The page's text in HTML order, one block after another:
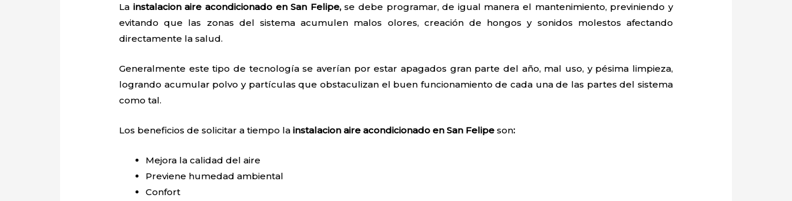
La instalacion aire acondicionado en San Felipe,se debe programar, de igual manera el mantenimiento, previniendo y
evitando que las zonas del sistema acumulen malos olores, creación de hongos y sonidos molestos afectando
directamente la salud.
Generalmente este tipo de tecnología se averían por estar apagados gran parte del año, mal uso, y pésima limpieza,
logrando acumular polvo y partículas que obstaculizan el buen funcionamiento de cada una de las partes del sistema
como tal.
Los beneficios de solicitar a tiempo lainstalacion aire acondicionado en San Felipeson:
Mejora la calidad del aire
Previene humedad ambiental
Confort